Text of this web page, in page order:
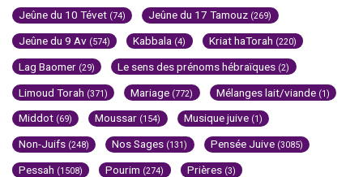
Jeûne du 10 Tévet (74) Jeûne du 17 Tamouz (269)
Jeûne du 9 Av (574) Kabbala (4) Kriat haTorah (220)
Lag Baomer (29) Le sens des prénoms hébraïques (2)
Limoud Torah (371) Mariage (772) Mélanges lait/viande (1)
Middot (69) Moussar (154) Musique juive (1)
Non-Juifs (248) Nos Sages (131) Pensée Juive (3085)
Pessah (1508) Pourim (274) Prières (3)